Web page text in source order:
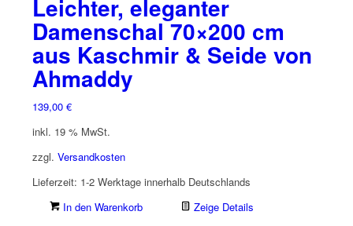
Leichter, eleganter
Damenschal 70×200 cm
aus Kaschmir & Seide von
Ahmaddy
139,00 €
inkl. 19 % MwSt.
zzgl. Versandkosten
Lieferzeit: 1-2 Werktage innerhalb Deutschlands
In den Warenkorb
Zeige Details